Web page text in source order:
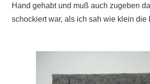
Hand gehabt und muß auch zugeben
schockiert war, als ich sah wie klein